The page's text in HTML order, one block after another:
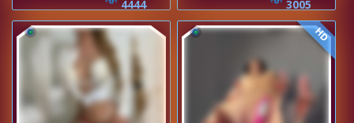
4444
3005
HD